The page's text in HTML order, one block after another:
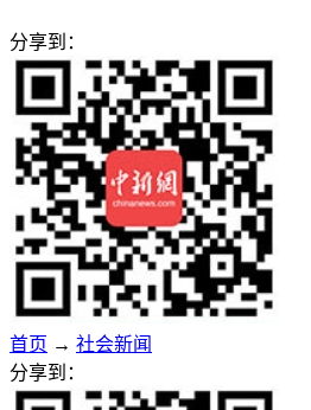
分享到：
首页 → 社会新闻
分享到：